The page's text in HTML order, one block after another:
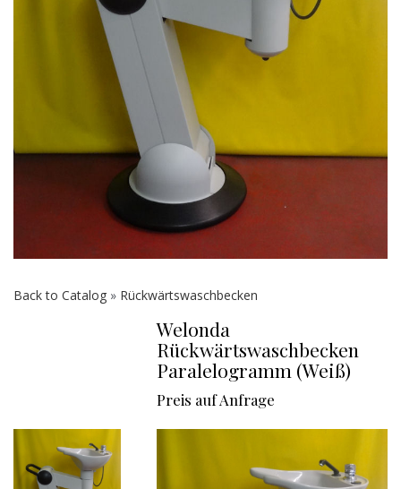
Back to Catalog Rückwärtswaschbecken
Welonda
Rückwärtswaschbecken
Paralelogramm (Weiß)
Preis auf Anfrage